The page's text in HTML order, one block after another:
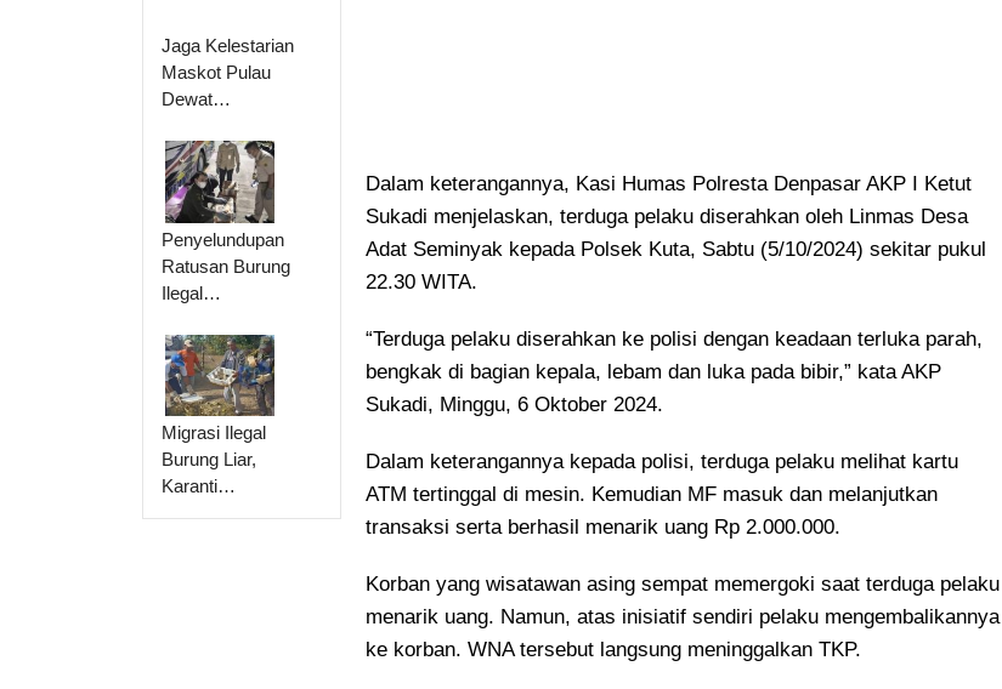
Jaga Kelestarian
Maskot Pulau
Dewat…
Penyelundupan
Ratusan Burung
Ilegal…
Migrasi Ilegal
Burung Liar,
Karanti…
Dalam keterangannya, Kasi Humas Polresta Denpasar AKP I Ketut
Sukadi menjelaskan, terduga pelaku diserahkan oleh Linmas Desa
Adat Seminyak kepada Polsek Kuta, Sabtu (5/10/2024) sekitar pukul
22.30 WITA.
“Terduga pelaku diserahkan ke polisi dengan keadaan terluka parah,
bengkak di bagian kepala, lebam dan luka pada bibir,” kata AKP
Sukadi, Minggu, 6 Oktober 2024.
Dalam keterangannya kepada polisi, terduga pelaku melihat kartu
ATM tertinggal di mesin. Kemudian MF masuk dan melanjutkan
transaksi serta berhasil menarik uang Rp 2.000.000.
Korban yang wisatawan asing sempat memergoki saat terduga pelaku
menarik uang. Namun, atas inisiatif sendiri pelaku mengembalikannya
ke korban. WNA tersebut langsung meninggalkan TKP.